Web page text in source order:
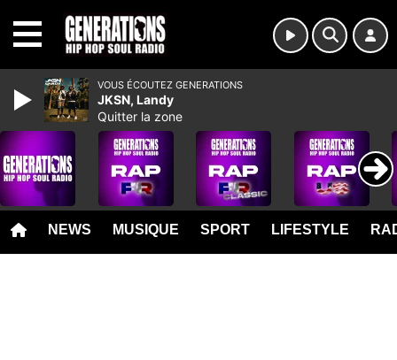
NEWS MUSIQUE SPORT LIFESTYLE
VOUS ÉCOUTEZ GENERATIONS
JKSN, Landy
Quitter la zone